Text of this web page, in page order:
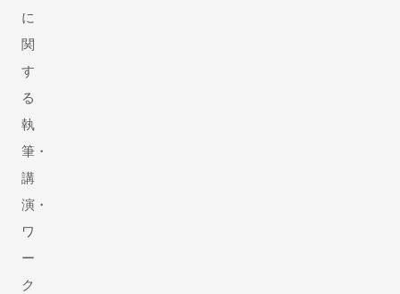
に
関
す
る
執
筆・
講
演・
ワ
ー
ク